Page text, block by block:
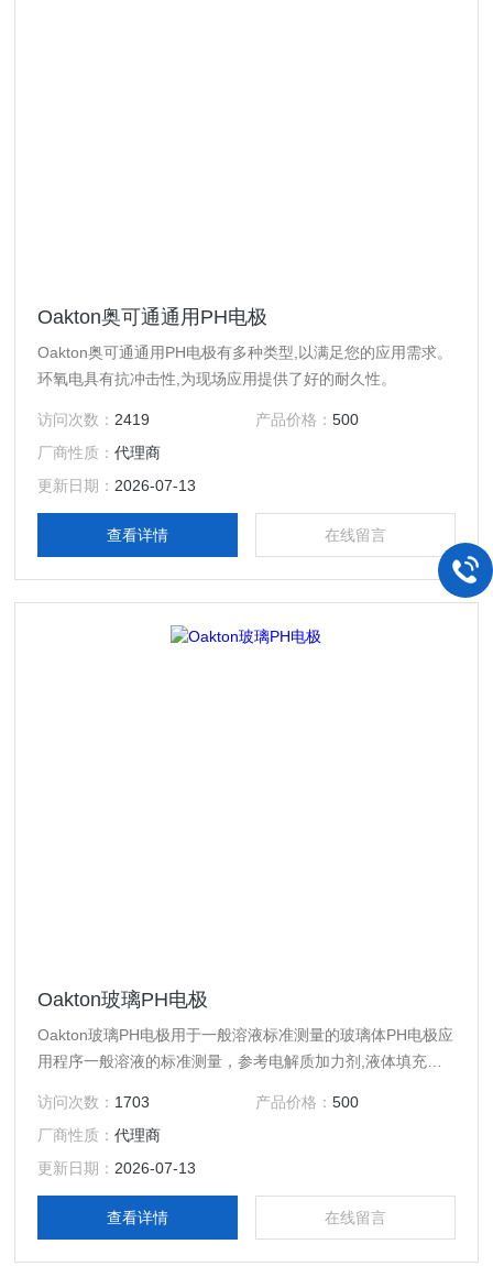
Oakton奥可通通用PH电极
Oakton奥可通通用PH电极有多种类型,以满足您的应用需求。
环氧电具有抗冲击性,为现场应用提供了好的耐久性。
访问次数： 2419 产品价格： 500
厂商性质：代理商
更新日期： 2026-07-13
查看详情 在线留言
Oakton玻璃PH电极
Oakton玻璃PH电极用于一般溶液标准测量的玻璃体PH电极应
用程序一般溶液的标准测量，参考电解质加力剂,液体填充单
访问次数： 1703 产品价格： 500
厂商性质：代理商
更新日期： 2026-07-13
查看详情 在线留言